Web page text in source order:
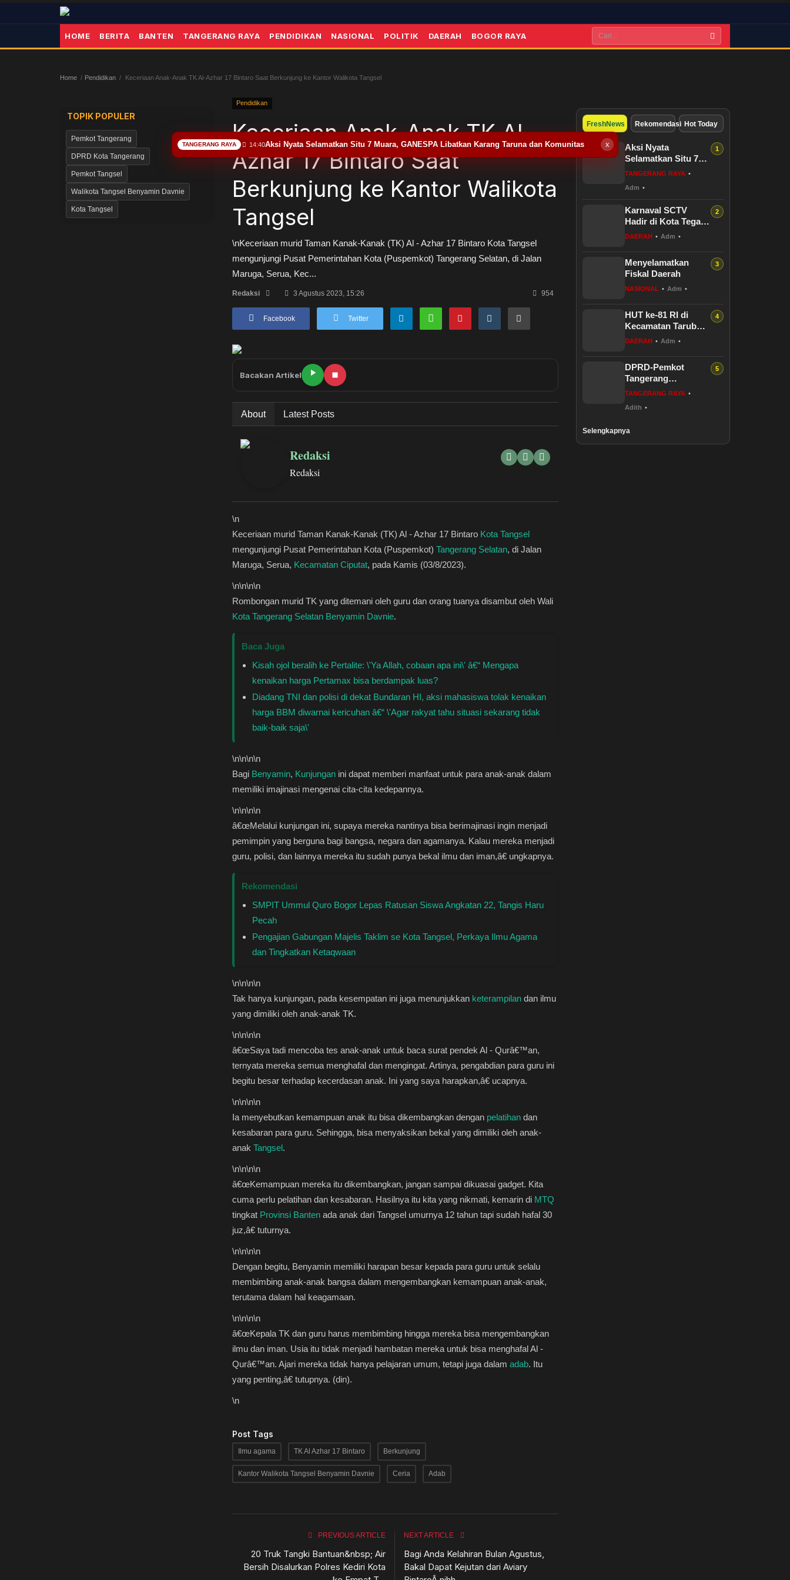
HOME BERITA BANTEN TANGERANG RAYA PENDIDIKAN NASIONAL POLITIK DAERAH BOGOR RAYA
Home Pendidikan Keceriaan Anak-Anak TK Al-Azhar 17 Bintaro Saat Berkunjung ke Kantor Walikota Tangsel
TOPIK POPULER
Pemkot Tangerang
DPRD Kota Tangerang
Pemkot Tangsel
Walikota Tangsel Benyamin Davnie
Kota Tangsel
Pendidikan
Keceriaan Anak-Anak TK Al-
Azhar 17 Bintaro Saat
Berkunjung ke Kantor Walikota
Tangsel
\nKeceriaan murid Taman Kanak-Kanak (TK) Al - Azhar 17 Bintaro Kota Tangsel
mengunjungi Pusat Pemerintahan Kota (Puspemkot) Tangerang Selatan, di Jalan
Maruga, Serua, Kec...
Redaksi 3 Agustus 2023, 15:26 954
Facebook Twitter
Bacakan Artikel
About Latest Posts
Redaksi
Redaksi
\n
Keceriaan murid Taman Kanak-Kanak (TK) Al - Azhar 17 Bintaro Kota Tangsel
mengunjungi Pusat Pemerintahan Kota (Puspemkot) Tangerang Selatan, di Jalan
Maruga, Serua, Kecamatan Ciputat, pada Kamis (03/8/2023).
\n\n\n\n
Rombongan murid TK yang ditemani oleh guru dan orang tuanya disambut oleh Wali
Kota Tangerang Selatan Benyamin Davnie.
Baca Juga
Kisah ojol beralih ke Pertalite: \'Ya Allah, cobaan apa ini\' â€“ Mengapa
kenaikan harga Pertamax bisa berdampak luas?
Diadang TNI dan polisi di dekat Bundaran HI, aksi mahasiswa tolak kenaikan
harga BBM diwarnai kericuhan â€“ \'Agar rakyat tahu situasi sekarang tidak
baik-baik saja\'
\n\n\n\n
Bagi Benyamin, Kunjunganini dapat memberi manfaat untuk para anak-anak dalam
memiliki imajinasi mengenai cita-cita kedepannya.
\n\n\n\n
â€œMelalui kunjungan ini, supaya mereka nantinya bisa berimajinasi ingin menjadi
pemimpin yang berguna bagi bangsa, negara dan agamanya. Kalau mereka menjadi
guru, polisi, dan lainnya mereka itu sudah punya bekal ilmu dan iman,â€ ungkapnya.
Rekomendasi
SMPIT Ummul Quro Bogor Lepas Ratusan Siswa Angkatan 22, Tangis Haru
Pecah
Pengajian Gabungan Majelis Taklim se Kota Tangsel, Perkaya Ilmu Agama
dan Tingkatkan Ketaqwaan
\n\n\n\n
Tak hanya kunjungan, pada kesempatan ini juga menunjukkan keterampilandan ilmu
yang dimiliki oleh anak-anak TK.
\n\n\n\n
â€œSaya tadi mencoba tes anak-anak untuk baca surat pendek Al - Qurâ€™an,
ternyata mereka semua menghafal dan mengingat. Artinya, pengabdian para guru ini
begitu besar terhadap kecerdasan anak. Ini yang saya harapkan,â€ ucapnya.
\n\n\n\n
Ia menyebutkan kemampuan anak itu bisa dikembangkan dengan pelatihandan
kesabaran para guru. Sehingga, bisa menyaksikan bekal yang dimiliki oleh anak-
anak Tangsel.
\n\n\n\n
â€œKemampuan mereka itu dikembangkan, jangan sampai dikuasai gadget. Kita
cuma perlu pelatihan dan kesabaran. Hasilnya itu kita yang nikmati, kemarin di MTQ
tingkat Provinsi Bantenada anak dari Tangsel umurnya 12 tahun tapi sudah hafal 30
juz,â€ tuturnya.
\n\n\n\n
Dengan begitu, Benyamin memiliki harapan besar kepada para guru untuk selalu
membimbing anak-anak bangsa dalam mengembangkan kemampuan anak-anak,
terutama dalam hal keagamaan.
\n\n\n\n
â€œKepala TK dan guru harus membimbing hingga mereka bisa mengembangkan
ilmu dan iman. Usia itu tidak menjadi hambatan mereka untuk bisa menghafal Al -
Qurâ€™an. Ajari mereka tidak hanya pelajaran umum, tetapi juga dalam adab. Itu
yang penting,â€ tutupnya. (din).
\n
Post Tags
Ilmu agama TK Al Azhar 17 Bintaro Berkunjung
Kantor Walikota Tangsel Benyamin Davnie Ceria Adab
PREVIOUS ARTICLE
20 Truk Tangki Bantuan&nbsp; Air
Bersih Disalurkan Polres Kediri Kota
NEXT ARTICLE
Bagi Anda Kelahiran Bulan Agustus,
Bakal Dapat Kejutan dari Aviary
FreshNews Rekomendasi Hot Today
Aksi Nyata
Selamatkan Situ 7
Muara, GANESPA
Taruna dan
TANGERANG RAYA •
Adm •
Karnaval SCTV
Hadir di Kota Tegal,
Digelar Gratis
DAERAH • Adm •
Menyelamatkan
Fiskal Daerah
NASIONAL • Adm •
HUT ke-81 RI di
Kecamatan Tarub
Tegal Bakal
Sodor
DAERAH • Adm •
DPRD-Pemkot
Tangerang
Perjuangkan
Penuh Waktu
TANGERANG RAYA •
Adith •
Selengkapnya
x
TANGERANG RAYA 14:40Aksi Nyata Selamatkan Situ 7 Muara, GANESPA Libatkan Karang Taruna dan Komunitas